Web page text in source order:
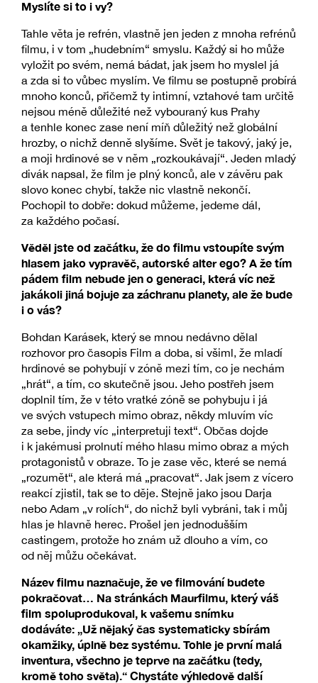
Myslíte si to i vy?
Tahle věta je refrén, vlastně jen jeden z mnoha refrénů
filmu, i v tom „hudebním“ smyslu. Každý si ho může
vyložit po svém, nemá bádat, jak jsem ho myslel já
a zda si to vůbec myslím. Ve filmu se postupně probírá
mnoho konců, přičemž ty intimní, vztahové tam určitě
nejsou méně důležité než vybouraný kus Prahy
a tenhle konec zase není míň důležitý než globální
hrozby, o nichž denně slyšíme. Svět je takový, jaký je,
a moji hrdinové se v něm „rozkoukávají“. Jeden mladý
divák napsal, že film je plný konců, ale v závěru pak
slovo konec chybí, takže nic vlastně nekončí.
Pochopil to dobře: dokud můžeme, jedeme dál,
za každého počasí.
Věděl jste od začátku, že do filmu vstoupíte svým
hlasem jako vypravěč, autorské alter ego? A že tím
pádem film nebude jen o generaci, která víc než
jakákoli jiná bojuje za záchranu planety, ale že bude
i o vás?
Bohdan Karásek, který se mnou nedávno dělal
rozhovor pro časopis Film a doba, si všiml, že mladí
hrdinové se pohybují v zóně mezi tím, co je nechám
„hrát“, a tím, co skutečně jsou. Jeho postřeh jsem
doplnil tím, že v této vratké zóně se pohybuju i já
ve svých vstupech mimo obraz, někdy mluvím víc
za sebe, jindy víc „interpretuji text“. Občas dojde
i k jakémusi prolnutí mého hlasu mimo obraz a mých
protagonistů v obraze. To je zase věc, které se nemá
„rozumět“, ale která má „pracovat“. Jak jsem z vícero
reakcí zjistil, tak se to děje. Stejně jako jsou Darja
nebo Adam „v rolích“, do nichž byli vybráni, tak i můj
hlas je hlavně herec. Prošel jen jednodušším
castingem, protože ho znám už dlouho a vím, co
od něj můžu očekávat.
Název filmu naznačuje, že ve filmování budete
pokračovat… Na stránkách Maurfilmu, který váš
film spoluprodukoval, k vašemu snímku
dodáváte: „Už nějaký čas systematicky sbírám
okamžiky, úplně bez systému. Tohle je první malá
inventura, všechno je teprve na začátku (tedy,
kromě toho světa).“ Chystáte výhledově další